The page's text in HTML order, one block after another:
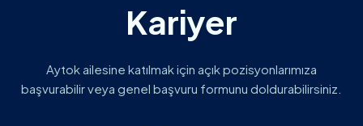
Kariyer
Aytok ailesine katılmak için açık pozisyonlarımıza
başvurabilir veya genel başvuru formunu doldurabilirsiniz.